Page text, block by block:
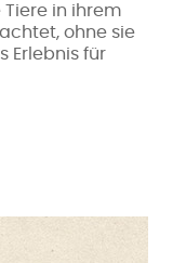
Tiere in ihrem
ohne sie
Erlebnis für